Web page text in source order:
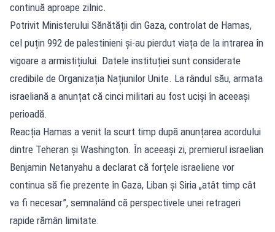
continuă aproape zilnic.
Potrivit Ministerului Sănătății din Gaza, controlat de Hamas,
cel puțin 992 de palestinieni și-au pierdut viața de la intrarea în
vigoare a armistițiului. Datele instituției sunt considerate
credibile de Organizația Națiunilor Unite. La rândul său, armata
israeliană a anunțat că cinci militari au fost uciși în aceeași
perioadă.
Reacția Hamas a venit la scurt timp după anunțarea acordului
dintre Teheran și Washington. În aceeași zi, premierul israelian
Benjamin Netanyahu a declarat că forțele israeliene vor
continua să fie prezente în Gaza, Liban și Siria „atât timp cât
va fi necesar”, semnalând că perspectivele unei retrageri
rapide rămân limitate.